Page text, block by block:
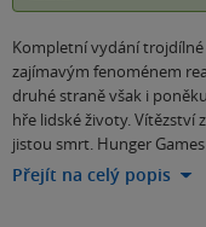
Kompletní vydání trojdílné
zajímavým fenoménem
druhé straně však i
hře lidské životy. Vítězství
jistou smrt. Hunger
Přejít na celý popis